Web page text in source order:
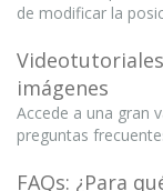
de modificar la
imágenes
Accede a una gran
preguntas
FAQs: ¿Para